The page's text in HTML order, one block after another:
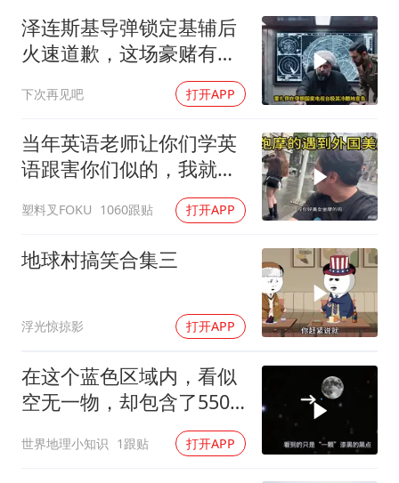
广岛核爆81周年央视播《奥本海默》
东方之约 相约未来
泽连斯基导弹锁定基辅后
火速道歉，这场豪赌有多
下次再见吧 打开APP
当年英语老师让你们学英
语跟害你们似的，我就是
塑料叉FOKU 1060跟贴 打开APP
地球村搞笑合集三
浮光惊掠影 打开APP
在这个蓝色区域内，看似
空无一物，却包含了5500
世界地理小知识 1跟贴 打开APP